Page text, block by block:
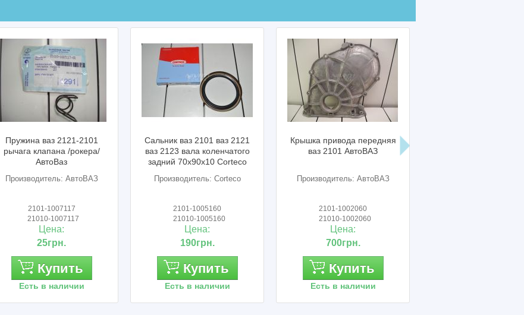
Пружина ваз 2121-2101
рычага клапана /рокера/
АвтоВаз
Производитель: АвтоВАЗ
2101-1007117
21010-1007117
Цена:
25грн.
Купить
Есть в наличии
Сальник ваз 2101 ваз 2121
ваз 2123 вала коленчатого
задний 70х90х10 Corteco
Производитель: Corteco
2101-1005160
21010-1005160
Цена:
190грн.
Купить
Есть в наличии
Крышка привода передняя
ваз 2101 АвтоВАЗ
Производитель: АвтоВАЗ
2101-1002060
21010-1002060
Цена:
700грн.
Купить
Есть в наличии